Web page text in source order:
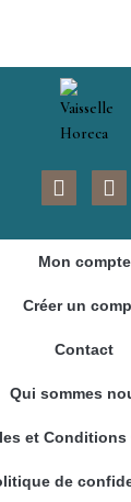
F
a
e
b
o
I
n
t
a
r
m
Mon compte
Créer un
Contact
Qui sommes
et Conditions
de